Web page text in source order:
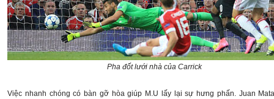
Pha đốt lưới nhà của Carrick
Việc nhanh chóng có bàn gỡ hòa giúp M.U lấy lại sự hưng phấn. Juan